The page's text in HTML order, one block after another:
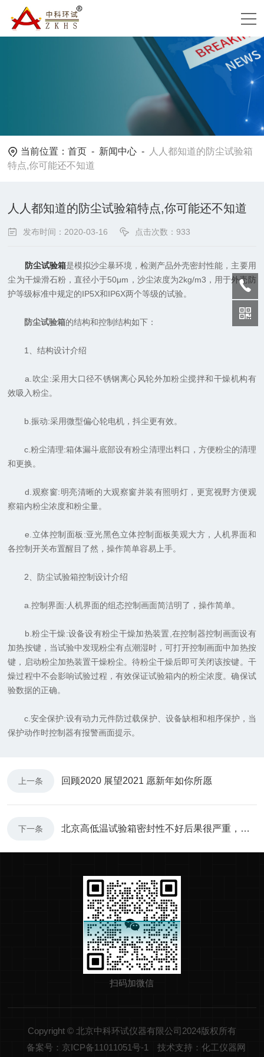
当前位置：首页 - 新闻中心 -
人人都知道的防尘试验箱
特点,你可能还不知道
人人都知道的防尘试验箱特点,你可能还不知道
发布时间：2020-03-16 点击次数：933
防尘试验箱是模拟沙尘暴环境，检测产品外壳密封性能，主要用
尘为干燥滑石粉，直径小于50μm，沙尘浓度为2kg/m3，用于外壳防
护等级标准中规定的IP5X和IP6X两个等级的试验。
防尘试验箱的结构和控制结构如下：
1、结构设计介绍
a.吹尘:采用大口径不锈钢离心风轮外加粉尘搅拌和干燥机构有
效吸入粉尘。
b.振动:采用微型偏心轮电机，抖尘更有效。
c.粉尘清理:箱体漏斗底部设有粉尘清理出料口，方便粉尘的清理
和更换。
d.观察窗:明亮清晰的大观察窗并装有照明灯，更宽视野方便观
察箱内粉尘浓度和粉尘量。
e.立体控制面板:亚光黑色立体控制面板美观大方，人机界面和
各控制开关布置醒目了然，操作简单容易上手。
2、防尘试验箱控制设计介绍
a.控制界面:人机界面的组态控制画面简洁明了，操作简单。
b.粉尘干燥:设备设有粉尘干燥加热装置,在控制器控制画面设有
加热按键，当试验中发现粉尘有点潮湿时，可打开控制画面中加热按
键，启动粉尘加热装置干燥粉尘。待粉尘干燥后即可关闭该按键。干
燥过程中不会影响试验过程，有效保证试验箱内的粉尘浓度。确保试
验数据的正确。
c.安全保护:设有动力元件防过载保护、设备缺相和相序保护，当
保护动作时控制器有报警画面提示。
上一条 回顾2020 展望2021 愿新年如你所愿
下一条 北京高低温试验箱密封性不好后果很严重，那你知道如何进行检测吗？
扫码加微信
Copyright © 北京中科环试仪器有限公司2024版权所有
备案号：京ICP备11011051号-1
技术支持：化工仪器网